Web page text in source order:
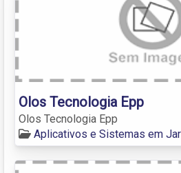
Olos Tecnologia Epp
Olos Tecnologia Epp
Aplicativos e Sistemas em